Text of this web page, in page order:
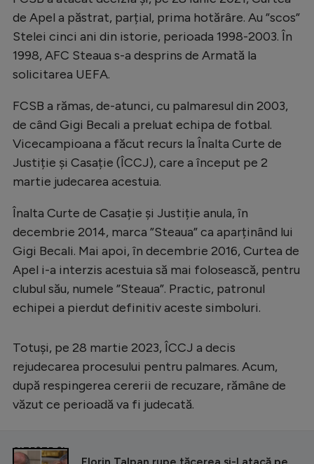
de Apel a păstrat, parțial, prima hotărâre. Au ”scos”
Stelei cinci ani din istorie, perioada 1998-2003. În
1998, AFC Steaua s-a desprins de Armată la
solicitarea UEFA.
FCSB a rămas, de-atunci, cu palmaresul din 2003,
de când Gigi Becali a preluat echipa de fotbal.
Vicecampioana a făcut recurs la Înalta Curte de
Justiție și Casație (ÎCCJ), care a început pe 2
martie judecarea acestuia.
Înalta Curte de Casație și Justiție anula, în
decembrie 2014, marca ”Steaua” ca aparținând lui
Gigi Becali. Mai apoi, în decembrie 2016, Curtea de
Apel i-a interzis acestuia să mai folosească, pentru
clubul său, numele ”Steaua”. Practic, patronul
echipei a pierdut definitiv aceste simboluri.
Totuși, pe 28 martie 2023, ÎCCJ a decis
rejudecarea procesului pentru palmares. Acum,
după respingerea cererii de recuzare, rămâne de
văzut ce perioadă va fi judecată.
CITEȘTE ȘI